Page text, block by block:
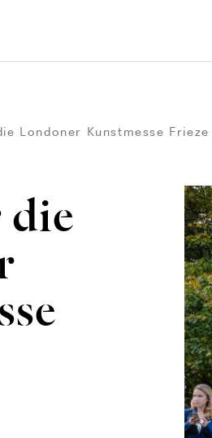
Londoner Kunstmesse Frieze